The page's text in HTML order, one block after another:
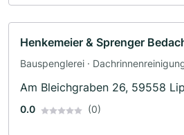
Henkemeier & Sprenger
Bauspenglerei ·
Am Bleichgraben 26, 59558
0.0 (0)